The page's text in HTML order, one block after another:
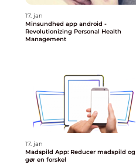
17. jan
Minsundhed app android -
Revolutionizing Personal Health
Management
17. jan
Madspild App: Reducer madspild og
gør en forskel